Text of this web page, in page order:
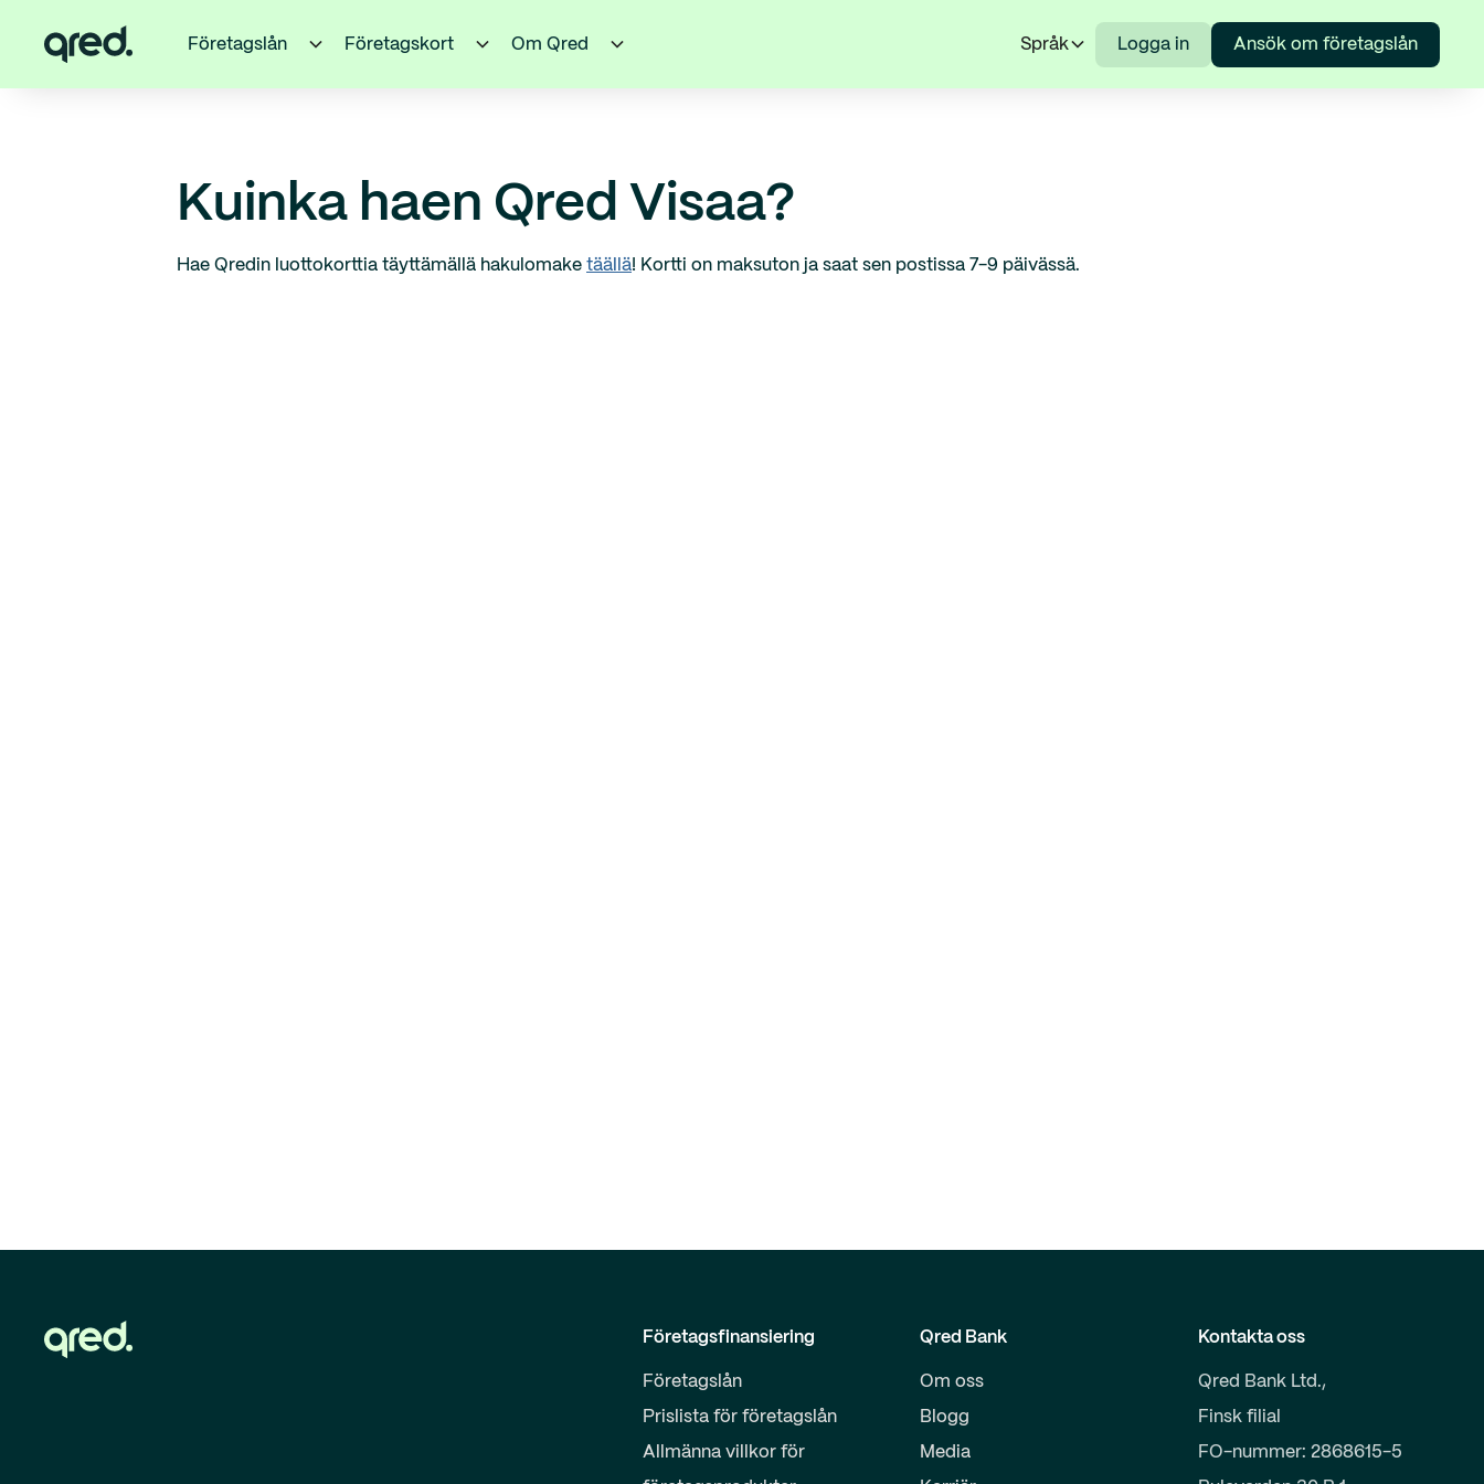
Företagslån Företagskort Om Qred Språk Logga in Ansök om företagslån
Kuinka haen Qred Visaa?
Hae Qredin luottokorttia täyttämällä hakulomake täällä! Kortti on maksuton ja saat sen postissa 7-9 päivässä.
Företagsfinansiering
Företagslån
Prislista för företagslån
Allmänna villkor för
Qred Bank
Om oss
Blogg
Media
Kontakta oss
Qred Bank Ltd.,
Finsk filial
FO-nummer: 2868615-5